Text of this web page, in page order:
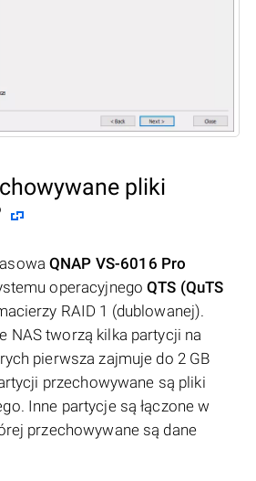
pliki
QNAP VS-6016 Pro
operacyjnegoQTS (QuTS
RAID 1 (dublowanej).
NAS tworzą kilka partycji na
pierwsza zajmuje do 2 GB
przechowywane są pliki
Inne partycje są łączone w
przechowywane są dane